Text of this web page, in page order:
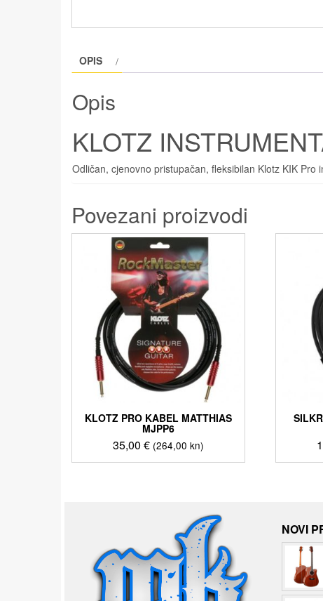
OPIS
Opis
KLOTZ
Odličan, cjenovno pristupačan, fleksibilan Klotz KIK
Povezani proizvodi
KLOTZ PRO KABEL MATTHIAS
MJPP6
35,00€ (264,00 kn)
NOVI